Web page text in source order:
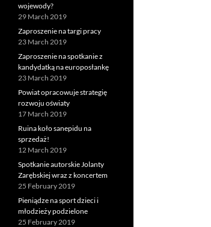
wojewody?
29 March 2019
Zaproszenie na targi pracy
23 March 2019
Zaproszenie na spotkanie z
kandydatką na europosłankę
23 March 2019
Powiat opracowuje strategię
rozwoju oświaty
17 March 2019
Ruina koło sanepidu na
sprzedaż!
12 March 2019
Spotkanie autorskie Jolanty
Zarębskiej wraz z koncertem
25 February 2019
Pieniądze na sport dzieci i
młodzieży podzielone
25 February 2019